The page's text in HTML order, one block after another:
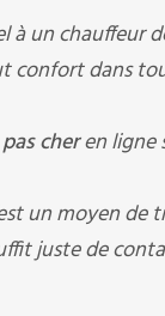
à un chauffeur
confort dans
cheren ligne
un moyen de
juste de